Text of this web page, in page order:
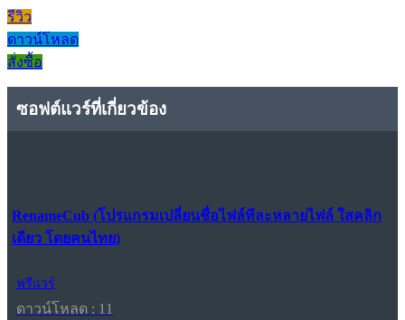
รีวิว
ดาวน์โหลด
สั่งซื้อ
ซอฟต์แวร์ที่เกี่ยวข้อง
RenameCub (โปรแกรมเปลี่ยนชื่อไฟล์ทีละหลายไฟล์ ใสคลิก
เดียว โดยคนไทย)
ฟรีแวร์
ดาวน์โหลด : 11